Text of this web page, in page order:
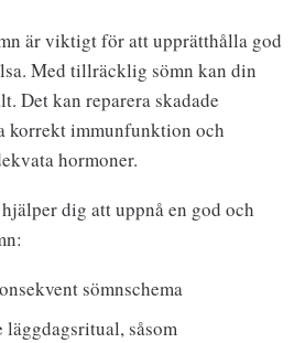
är viktigt för att upprätthålla god
Med tillräcklig sömn kan din
Det kan reparera skadade
korrekt immunfunktion och
hormoner.
dig att uppnå en god och
sömnschema
såsom